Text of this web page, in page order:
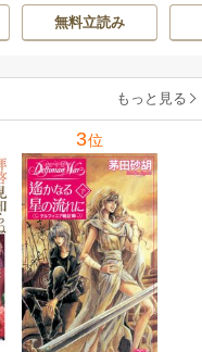
00 1巻
無料立読み
もっと見る
3位